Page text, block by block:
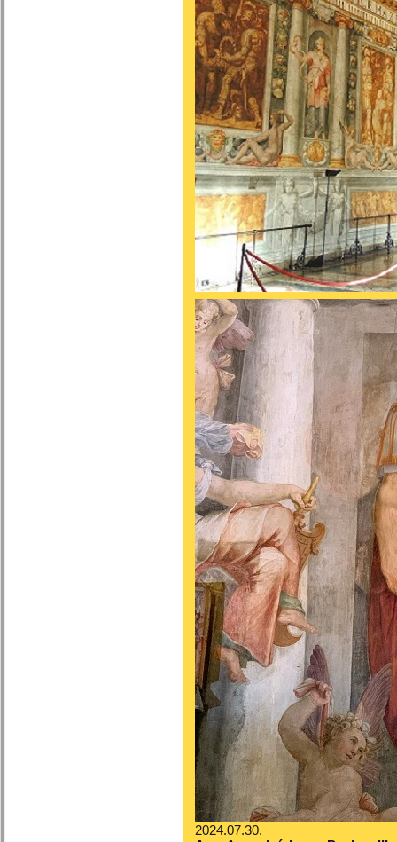
2024.07.30.